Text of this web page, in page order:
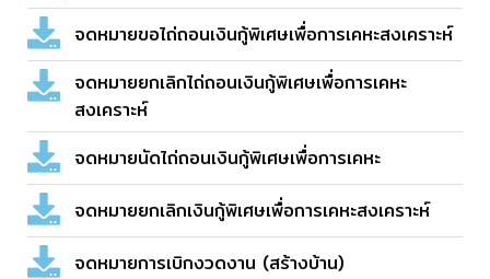
จดหมายขอไถ่ถอนเงินกู้พิเศษเพื่อการเคหะสงเคราะห์
จดหมายยกเลิกไถ่ถอนเงินกู้พิเศษเพื่อการเคหะ
สงเคราะห์
จดหมายนัดไถ่ถอนเงินกู้พิเศษเพื่อการเคหะ
จดหมายยกเลิกเงินกู้พิเศษเพื่อการเคหะสงเคราะห์
จดหมายการเบิกงวดงาน (สร้างบ้าน)